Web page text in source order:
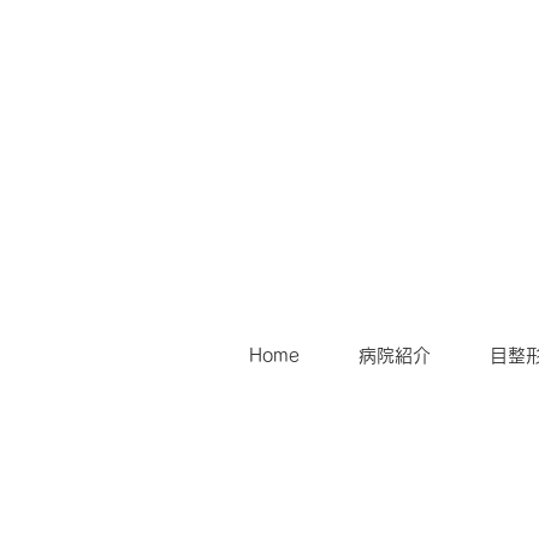
Home 病院紹介 目整